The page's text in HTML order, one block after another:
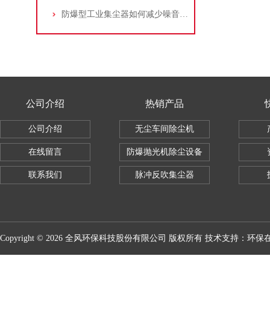
防爆型工业集尘器如何减少噪音?三个方法轻松解决
公司介绍
公司介绍
在线留言
联系我们
热销产品
无尘车间除尘机
防爆抛光机除尘设备
脉冲反吹集尘器
Copyright © 2026 全风环保科技股份有限公司 版权所有 技术支持： 环保